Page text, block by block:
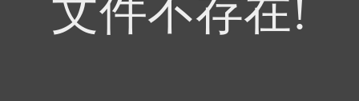
文件不存在!